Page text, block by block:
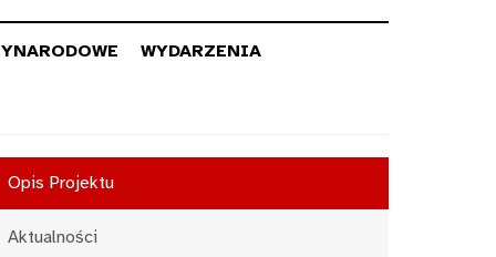
WYDARZENIA
Opis Projektu
Aktualności